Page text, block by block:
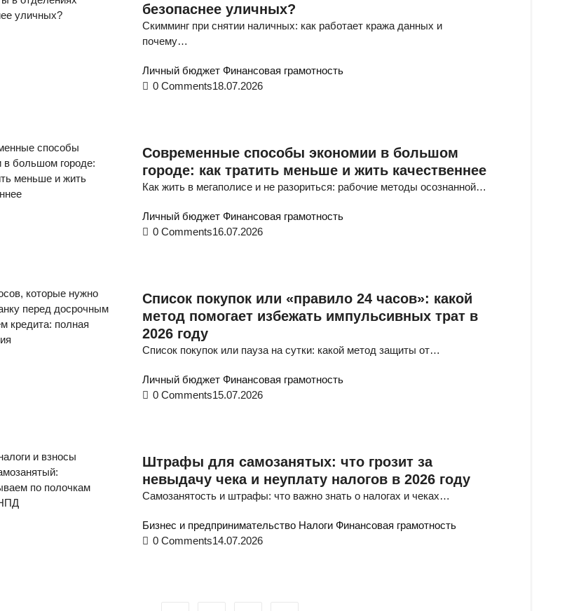
безопаснее уличных?
Скимминг при снятии наличных: как работает кража данных и
почему…
Личный бюджет Финансовая грамотность
0 Comments18.07.2026
Современные способы экономии в большом
городе: как тратить меньше и жить качественнее
Как жить в мегаполисе и не разориться: рабочие методы осознанной…
Личный бюджет Финансовая грамотность
0 Comments16.07.2026
Список покупок или «правило 24 часов»: какой
метод помогает избежать импульсивных трат в
2026 году
Список покупок или пауза на сутки: какой метод защиты от…
Личный бюджет Финансовая грамотность
0 Comments15.07.2026
Штрафы для самозанятых: что грозит за
невыдачу чека и неуплату налогов в 2026 году
Самозанятость и штрафы: что важно знать о налогах и чеках…
Бизнес и предпринимательство Налоги Финансовая грамотность
0 Comments14.07.2026